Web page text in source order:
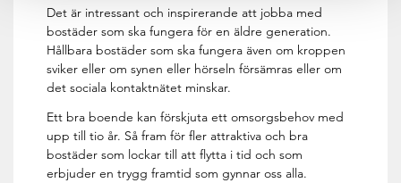
Det är intressant och inspirerande att jobba med
bostäder som ska fungera för en äldre generation.
Hållbara bostäder som ska fungera även om kroppen
sviker eller om synen eller hörseln försämras eller om
det sociala kontaktnätet minskar.
Ett bra boende kan förskjuta ett omsorgsbehov med
upp till tio år. Så fram för fler attraktiva och bra
bostäder som lockar till att flytta i tid och som
erbjuder en trygg framtid som gynnar oss alla.